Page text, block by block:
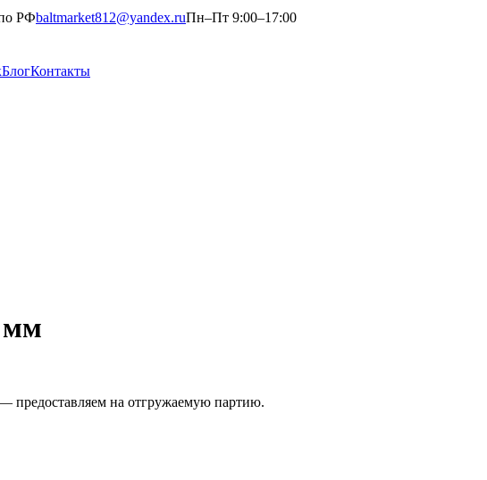
РФbaltmarket812@yandex.ruПн–Пт 9:00–17:00
БлогКонтакты
мм
предоставляем на отгружаемую партию.